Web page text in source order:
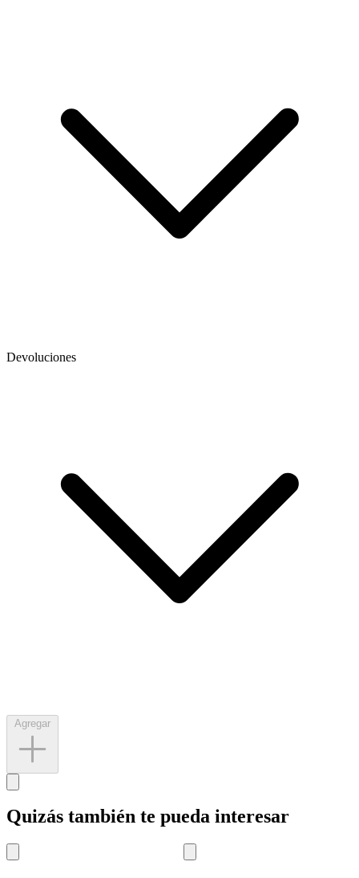
Devoluciones
Quizás también te pueda interesar